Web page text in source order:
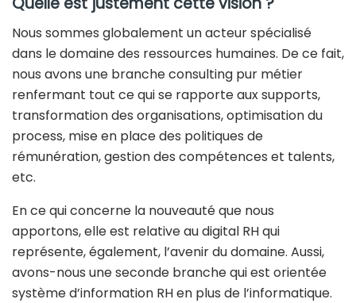
Nous sommes globalement un acteur spécialisé
dans le domaine des ressources humaines. De ce fait,
nous avons une branche consulting pur métier
renfermant tout ce qui se rapporte aux supports,
transformation des organisations, optimisation du
process, mise en place des politiques de
rémunération, gestion des compétences et talents,
etc.
En ce qui concerne la nouveauté que nous
apportons, elle est relative au digital RH qui
représente, également, l’avenir du domaine. Aussi,
avons-nous une seconde branche qui est orientée
système d’information RH en plus de l’informatique.